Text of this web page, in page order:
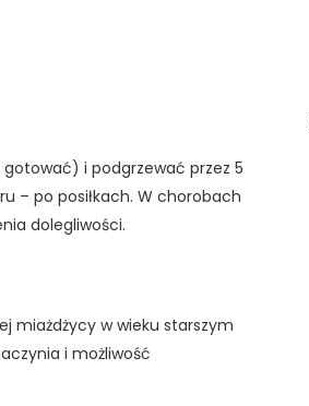
gotować) i podgrzewać przez 5
– po posiłkach. W chorobach
dolegliwości.
miażdżycy w wieku starszym
i możliwość